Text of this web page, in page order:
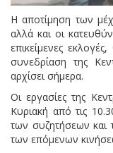
Η αποτίμηση των
αλλά και οι
επικείμενες
συνεδρίαση της
αρχίσει σήμερα.
Οι εργασίες της
Κυριακή από τις
των συζητήσεων και
των επόμενων